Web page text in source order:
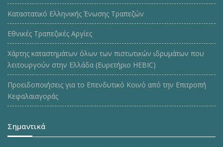
Καταστατικό Ελληνικής Ένωσης Τραπεζών
Εθνικές Τραπεζικές Αργίες
Χάρτης καταστημάτων όλων των πιστωτικών ιδρυμάτων που
λειτουργούν στην Ελλάδα (Ευρετήριο HEBIC)
Προειδοποιήσεις για το Επενδυτικό Κοινό από την Επιτροπή
Κεφαλαιαγοράς
Σημαντικά